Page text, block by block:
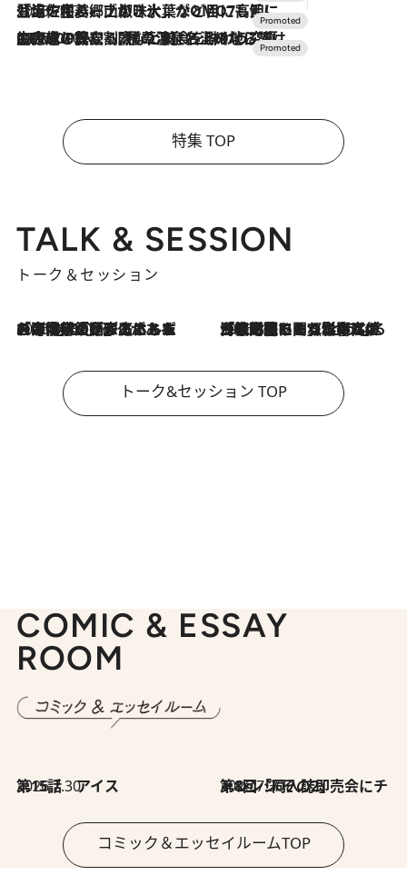
2026.7.17
「土佐和ハーブかき氷」がOMO7高知に登場！生姜、山椒、大葉など目にも舌にも涼を呼ぶ郷土の味
2026.7.10
NEW OPEN！【界 草津】名湯の地に誕生。趣の異なる2種の温泉と上州ならではの会席・蕎麦割烹など美食を味わう究極の癒やし旅
特集 TOP
TALK & SESSION
トーク＆セッション
2026.8.3
「今後値上げがあるとすれば…」「リスクがあるのは今年の冬」エネルギー専門家が語る、ホルムズ海峡封鎖が家庭にもたらす“ある心配” 2026.8.3
「住宅建てられない…」「サーチャージ料の高値が続いている」ホルムズ海峡封鎖による影響はいつまで続く？《エネルギー専門家に聞く“どうなる日本の暮らし”》
トーク&セッション TOP
COMIC & ESSAY
ROOM
2026.7.30
第15話 アイス 2026.7.30
第8回「同人誌即売会にチャレンジ その2」
コミック＆エッセイルームTOP